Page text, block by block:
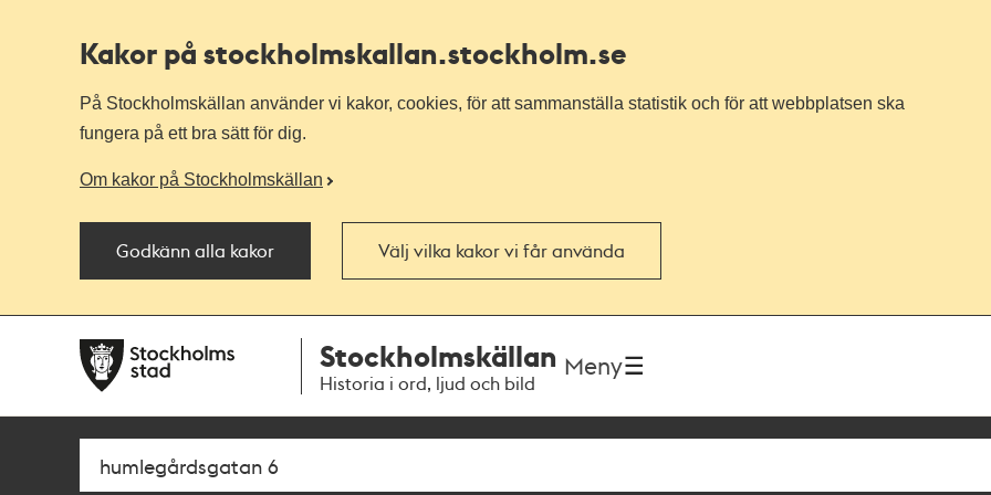
Kakor på stockholmskallan.stockholm.se
På Stockholmskällan använder vi kakor, cookies, för att sammanställa statistik och för att webbplatsen ska
fungera på ett bra sätt för dig.
Om kakor på Stockholmskällan
Godkänn alla kakor Välj vilka kakor vi får använda
navigationen
huvudinnehållet
Stockholmskällan
Historia i ord, ljud och bild
Meny
Sök